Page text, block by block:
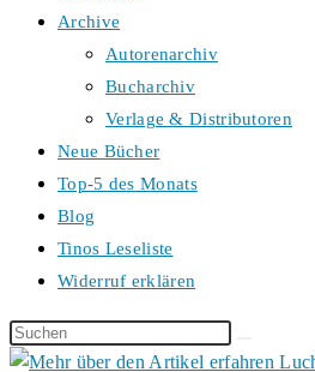
Archive
Autorenarchiv
Bucharchiv
Verlage & Distributoren
Neue Bücher
Top-5 des Monats
Blog
Tinos Leseliste
Widerruf erklären
Diese
Website